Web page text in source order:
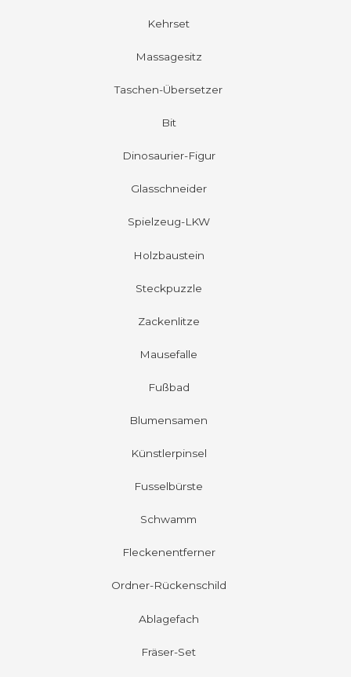
Kehrset
Massagesitz
Taschen-Übersetzer
Bit
Dinosaurier-Figur
Glasschneider
Spielzeug-LKW
Holzbaustein
Steckpuzzle
Zackenlitze
Mausefalle
Fußbad
Blumensamen
Künstlerpinsel
Fusselbürste
Schwamm
Fleckenentferner
Ordner-Rückenschild
Ablagefach
Fräser-Set